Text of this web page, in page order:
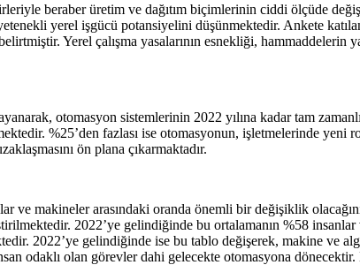
beraber üretim ve dağıtım biçimlerinin ciddi ölçüde
yerel işgücü potansiyelini düşünmektedir. Ankete
Yerel çalışma yasalarının esnekliği, hammaddelerin
otomasyon sistemlerinin 2022 yılına kadar tam
%25’den fazlası ise otomasyonun, işletmelerinde yeni
ön plana çıkarmaktadır.
ve makineler arasındaki oranda önemli bir değişiklik
2022’ye gelindiğinde bu ortalamanın %58
2022’ye gelindiğinde ise bu tablo değişerek, makine ve
odaklı olan görevler dahi gelecekte otomasyona